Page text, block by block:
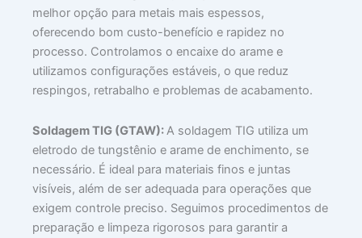
melhor opção para metais mais espessos,
oferecendo bom custo-benefício e rapidez no
processo. Controlamos o encaixe do arame e
utilizamos configurações estáveis, o que reduz
respingos, retrabalho e problemas de acabamento.
Soldagem TIG (GTAW):A soldagem TIG utiliza um
eletrodo de tungstênio e arame de enchimento, se
necessário. É ideal para materiais finos e juntas
visíveis, além de ser adequada para operações que
exigem controle preciso. Seguimos procedimentos de
preparação e limpeza rigorosos para garantir a